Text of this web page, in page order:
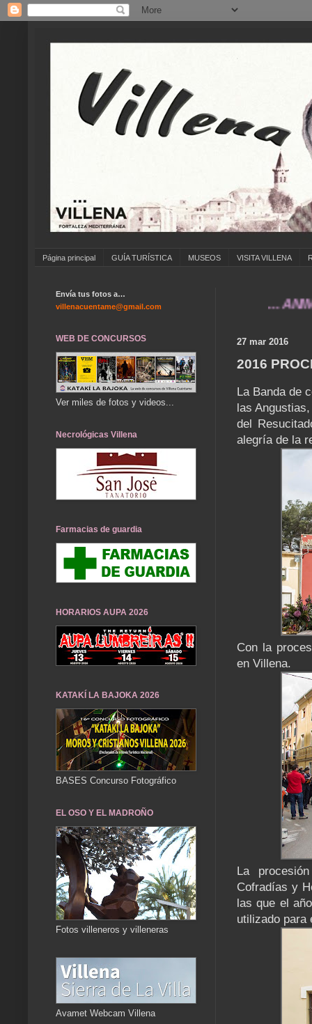
Página principal GUÍA TURÍSTICA MUSEOS VISITA VILLENA
... ANÍMATE
27 mar 2016
2016
La Banda de
las
del
alegría de la
Con la
en Villena.
La
Cofradías y
las que el
utilizado para
Envía tus fotos a…
villenacuentame@gmail.com
WEB DE CONCURSOS
Ver miles de fotos y videos...
Necrológicas Villena
Farmacias de guardia
HORARIOS AUPA 2026
KATAKÍ LA BAJOKA 2026
BASES Concurso Fotográfico
EL OSO Y EL MADROÑO
Fotos villeneros y villeneras
Avamet Webcam Villena